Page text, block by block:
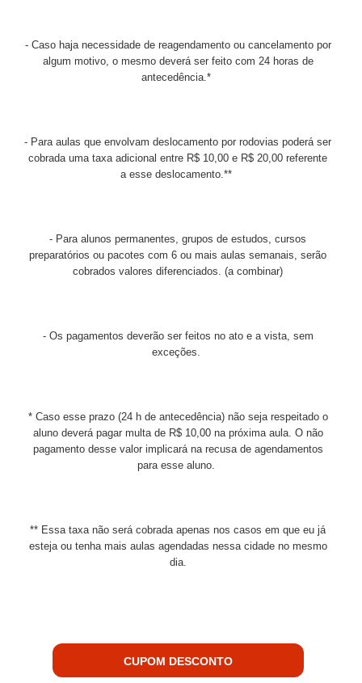
- Caso haja necessidade de reagendamento ou cancelamento por
algum motivo, o mesmo deverá ser feito com 24 horas de
antecedência.*
- Para aulas que envolvam deslocamento por rodovias poderá ser
cobrada uma taxa adicional entre R$ 10,00 e R$ 20,00 referente
a esse deslocamento.**
- Para alunos permanentes, grupos de estudos, cursos
preparatórios ou pacotes com 6 ou mais aulas semanais, serão
cobrados valores diferenciados. (a combinar)
- Os pagamentos deverão ser feitos no ato e a vista, sem
exceções.
* Caso esse prazo (24 h de antecedência) não seja respeitado o
aluno deverá pagar multa de R$ 10,00 na próxima aula. O não
pagamento desse valor implicará na recusa de agendamentos
para esse aluno.
** Essa taxa não será cobrada apenas nos casos em que eu já
esteja ou tenha mais aulas agendadas nessa cidade no mesmo
dia.
CUPOM DESCONTO